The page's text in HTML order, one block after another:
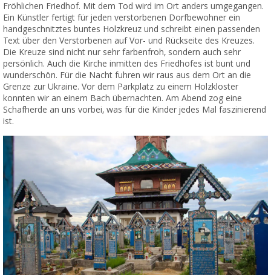
Fröhlichen Friedhof. Mit dem Tod wird im Ort anders umgegangen.
Ein Künstler fertigt für jeden verstorbenen Dorfbewohner ein
handgeschnitztes buntes Holzkreuz und schreibt einen passenden
Text über den Verstorbenen auf Vor- und Rückseite des Kreuzes.
Die Kreuze sind nicht nur sehr farbenfroh, sondern auch sehr
persönlich. Auch die Kirche inmitten des Friedhofes ist bunt und
wunderschön. Für die Nacht fuhren wir raus aus dem Ort an die
Grenze zur Ukraine. Vor dem Parkplatz zu einem Holzkloster
konnten wir an einem Bach übernachten. Am Abend zog eine
Schafherde an uns vorbei, was für die Kinder jedes Mal faszinierend
ist.